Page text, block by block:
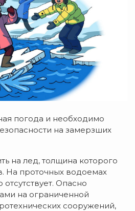
погода и необходимо
на замерзших
на лед, толщина которого
На проточных водоемах
отсутствует. Опасно
на ограниченной
сооружений,